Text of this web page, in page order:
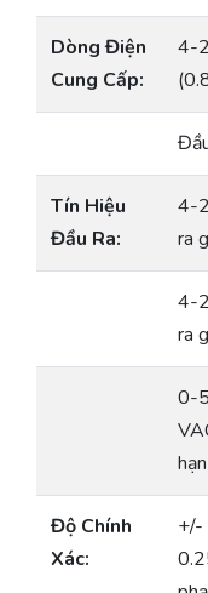
Dòng Điện
Cung Cấp:
4-
Tín Hiệu
Đầu Ra:
4-
ra
4-
ra
0-
Độ Chính
Xác:
+/-